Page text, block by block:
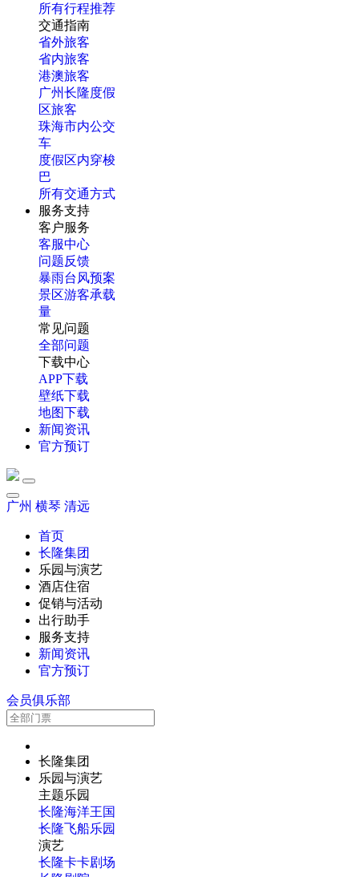
所有行程推荐
交通指南
省外旅客
省内旅客
港澳旅客
广州长隆度假
区旅客
珠海市内公交
车
度假区内穿梭
巴
所有交通方式
服务支持
客户服务
客服中心
问题反馈
暴雨台风预案
景区游客承载
量
常见问题
全部问题
下载中心
APP下载
壁纸下载
地图下载
新闻资讯
官方预订
广州 横琴 清远
首页
长隆集团
乐园与演艺
酒店住宿
促销与活动
出行助手
服务支持
新闻资讯
官方预订
会员俱乐部
长隆集团
乐园与演艺
主题乐园
长隆海洋王国
长隆飞船乐园
演艺
长隆卡卡剧场